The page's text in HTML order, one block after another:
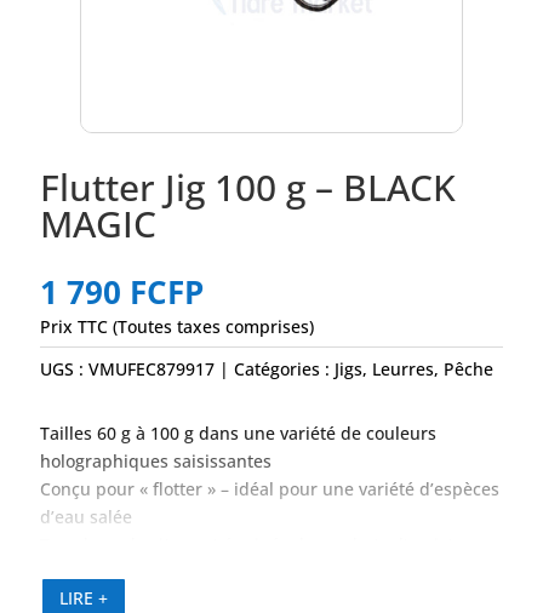
Flutter Jig 100 g – BLACK
MAGIC
1 790 FCFP
Prix TTC (Toutes taxes comprises)
UGS : VMUFEC879917 Catégories : Jigs, Leurres, Pêche
Tailles 60 g à 100 g dans une variété de couleurs
holographiques saisissantes
Conçu pour « flotter » – idéal pour une variété d’espèces
d’eau salée
fortLIRE +